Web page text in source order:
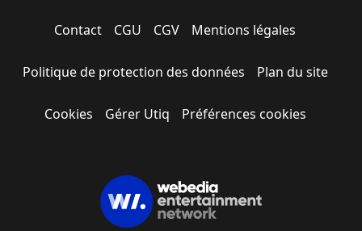
Contact CGU CGV Mentions légales
Politique de protection des données Plan du site
Cookies Gérer Utiq Préférences cookies